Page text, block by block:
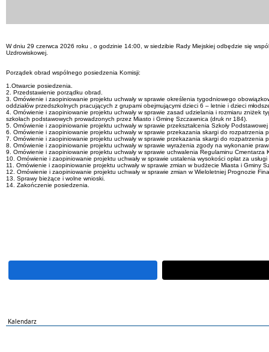
W dniu 29 czerwca 2026 roku , o godzinie 14:00, w siedzibie Rady Miejskiej odbędzie się
Uzdrowiskowej.
Porządek obrad wspólnego posiedzenia Komisji:
1.Otwarcie posiedzenia.
2. Przedstawienie porządku obrad.
3. Omówienie i zaopiniowanie projektu uchwały w sprawie określenia tygodniowego
oddziałów przedszkolnych pracujących z grupami obejmującymi dzieci 6 – letnie i dzieci
4. Omówienie i zaopiniowanie projektu uchwały w sprawie zasad udzielania i rozmiaru
szkołach podstawowych prowadzonych przez Miasto i Gminę Szczawnica (druk nr 184).
5. Omówienie i zaopiniowanie projektu uchwały w sprawie przekształcenia Szkoły
6. Omówienie i zaopiniowanie projektu uchwały w sprawie przekazania skargi do rozpatrzenia
7. Omówienie i zaopiniowanie projektu uchwały w sprawie przekazania skargi do rozpatrzenia
8. Omówienie i zaopiniowanie projektu uchwały w sprawie wyrażenia zgody na wykonanie
9. Omówienie i zaopiniowanie projektu uchwały w sprawie uchwalenia Regulaminu
10. Omówienie i zaopiniowanie projektu uchwały w sprawie ustalenia wysokości opłat za
11. Omówienie i zaopiniowanie projektu uchwały w sprawie zmian w budżecie Miasta i Gminy
12. Omówienie i zaopiniowanie projektu uchwały w sprawie zmian w Wieloletniej Prognozie
13. Sprawy bieżące i wolne wnioski.
14. Zakończenie posiedzenia.
Kalendarz